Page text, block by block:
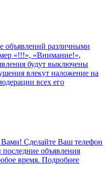
различными
«!!!», «Внимание!»,
будут выключены
влекут наложение на
всех его
Вами! Сделайте Ваш телефон
объявления
время. Подробнее